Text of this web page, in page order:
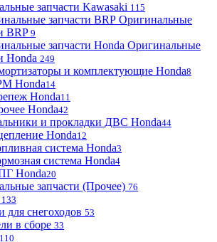
запчасти Kawasaki 115
Оригинальные
BRP 9
Оригинальные
Honda 249
и комплектующие Honda8
Honda14
Honda11
Honda42
и прокладки ДВС Honda44
Honda12
система Honda3
система Honda4
Honda20
запчасти (Прочее) 76
133
для снегоходов 53
в сборе 33
110